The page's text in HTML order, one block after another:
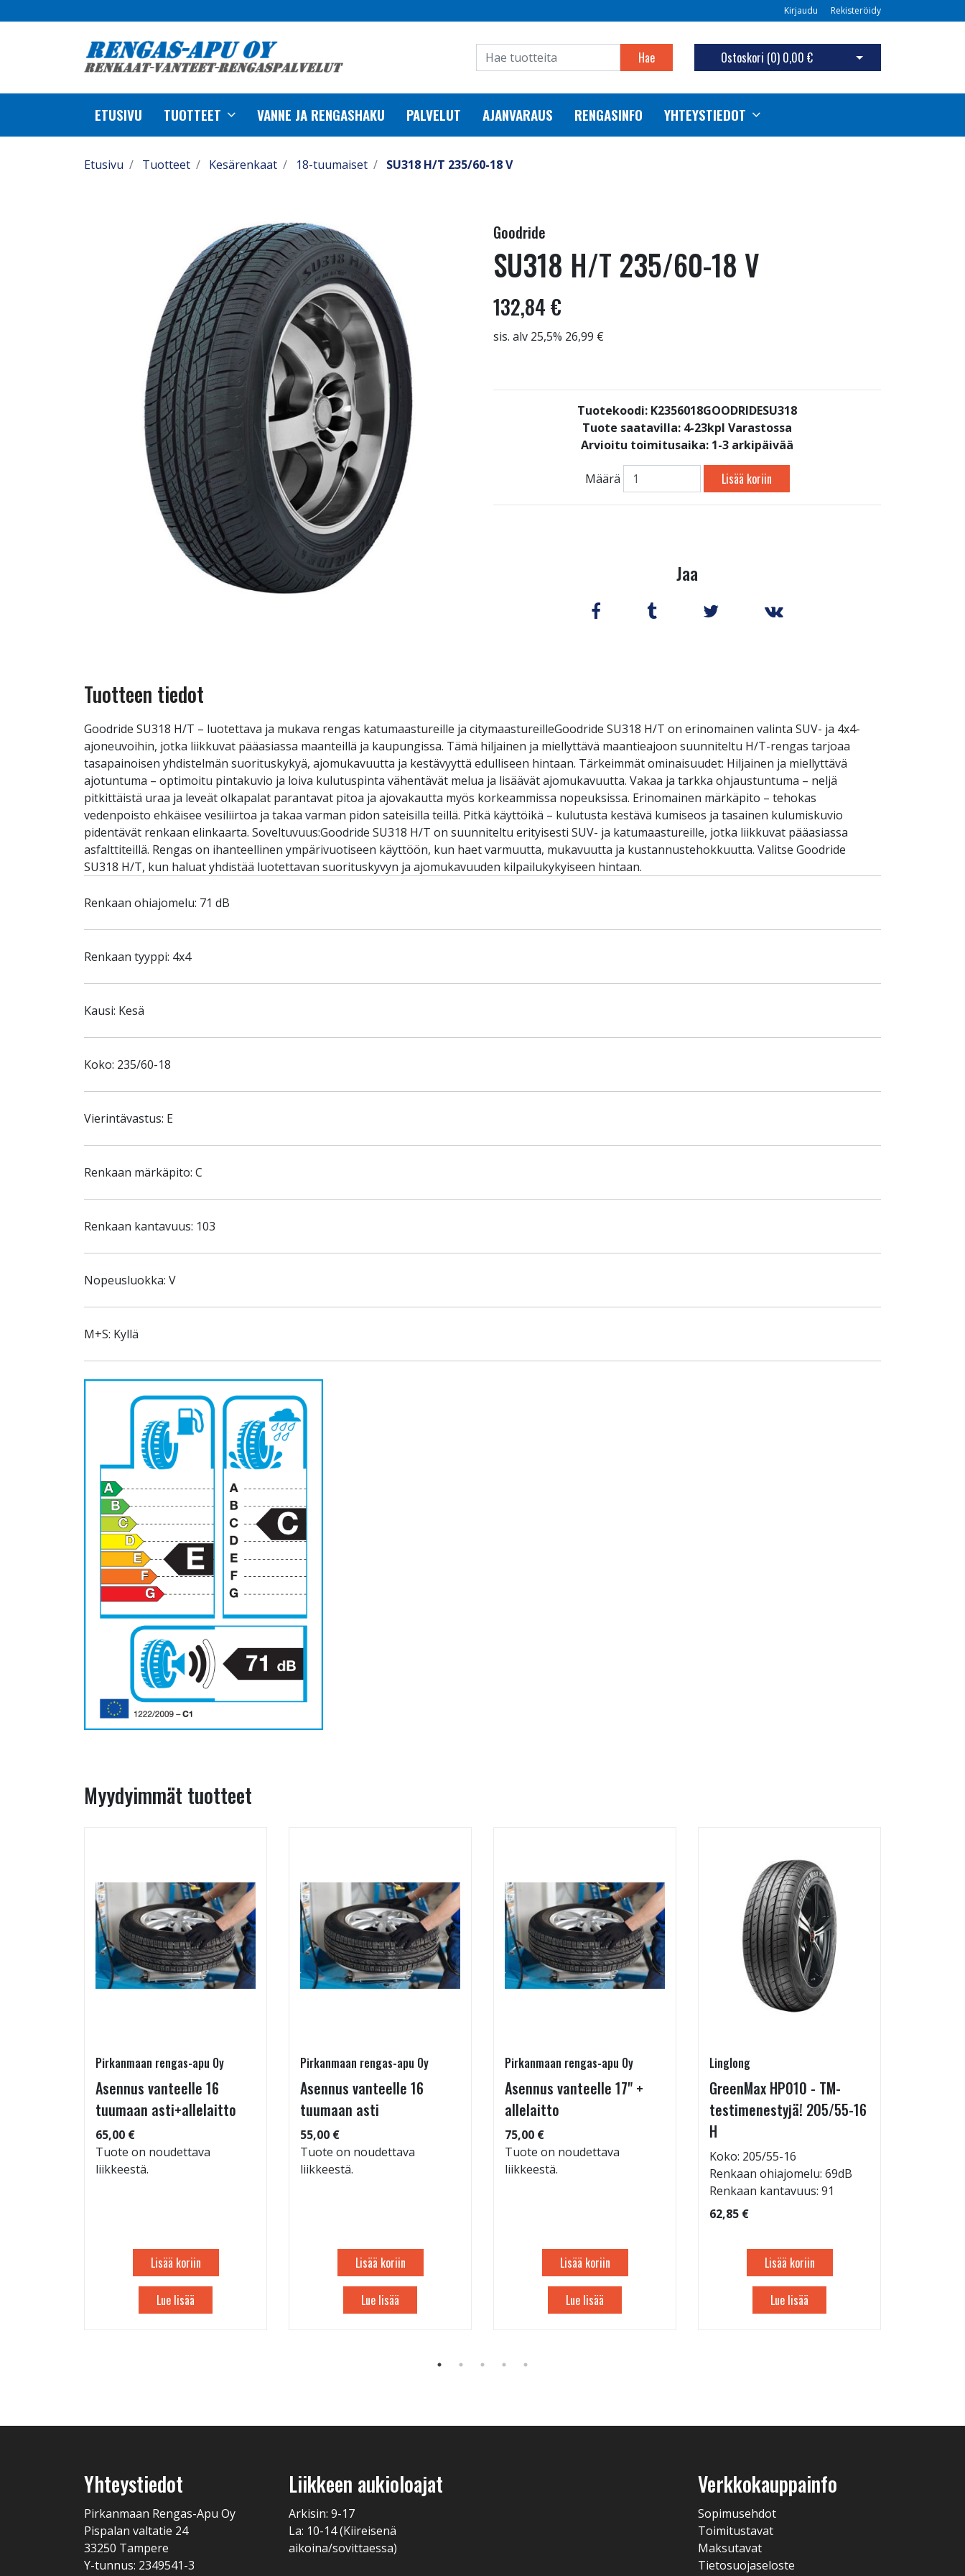
Kirjaudu Rekisteröidy
Hae Ostoskori (0) 0,00 € Avaa ostoskori
ETUSIVU TUOTTEET VANNE JA RENGASHAKU PALVELUT AJANVARAUS RENGASINFO YHTEYSTIEDOT
Etusivu Tuotteet Kesärenkaat 18-tuumaiset SU318 H/T 235/60-18 V
Goodride
SU318 H/T 235/60-18 V
132,84 €
sis. alv 25,5% 26,99 €
Tuotekoodi: K2356018GOODRIDESU318
Tuote saatavilla: 4-23kpl Varastossa
Arvioitu toimitusaika: 1-3 arkipäivää
Määrä Lisää koriin
Jaa
Tuotteen tiedot
Goodride SU318 H/T – luotettava ja mukava rengas katumaastureille ja citymaastureilleGoodride SU318 H/T on erinomainen valinta SUV- ja 4x4-
ajoneuvoihin, jotka liikkuvat pääasiassa maanteillä ja kaupungissa. Tämä hiljainen ja miellyttävä maantieajoon suunniteltu H/T-rengas tarjoaa
tasapainoisen yhdistelmän suorituskykyä, ajomukavuutta ja kestävyyttä edulliseen hintaan. Tärkeimmät ominaisuudet: Hiljainen ja miellyttävä
ajotuntuma – optimoitu pintakuvio ja loiva kulutuspinta vähentävät melua ja lisäävät ajomukavuutta. Vakaa ja tarkka ohjaustuntuma – neljä
pitkittäistä uraa ja leveät olkapalat parantavat pitoa ja ajovakautta myös korkeammissa nopeuksissa. Erinomainen märkäpito – tehokas
vedenpoisto ehkäisee vesiliirtoa ja takaa varman pidon sateisilla teillä. Pitkä käyttöikä – kulutusta kestävä kumiseos ja tasainen kulumiskuvio
pidentävät renkaan elinkaarta. Soveltuvuus:Goodride SU318 H/T on suunniteltu erityisesti SUV- ja katumaastureille, jotka liikkuvat pääasiassa
asfalttiteillä. Rengas on ihanteellinen ympärivuotiseen käyttöön, kun haet varmuutta, mukavuutta ja kustannustehokkuutta. Valitse Goodride
SU318 H/T, kun haluat yhdistää luotettavan suorituskyvyn ja ajomukavuuden kilpailukykyiseen hintaan.
Renkaan ohiajomelu: 71 dB
Renkaan tyyppi: 4x4
Kausi: Kesä
Koko: 235/60-18
Vierintävastus: E
Renkaan märkäpito: C
Renkaan kantavuus: 103
Nopeusluokka: V
M+S: Kyllä
Myydyimmät tuotteet
Pirkanmaan rengas-apu Oy
Asennus vanteelle 16
tuumaan asti+allelaitto
65,00 €
Tuote on noudettava
liikkeestä.
Lisää koriin
Lue lisää
Pirkanmaan rengas-apu Oy
Asennus vanteelle 16
tuumaan asti
55,00 €
Tuote on noudettava
liikkeestä.
Lisää koriin
Lue lisää
Pirkanmaan rengas-apu Oy
Asennus vanteelle 17" +
allelaitto
75,00 €
Tuote on noudettava
liikkeestä.
Lisää koriin
Lue lisää
Linglong
GreenMax HP010 - TM-
testimenestyjä! 205/55-16
H
Koko: 205/55-16
Renkaan ohiajomelu: 69dB
Renkaan kantavuus: 91
62,85 €
Lisää koriin
Lue lisää
Yhteystiedot
Pirkanmaan Rengas-Apu Oy
Pispalan valtatie 24
33250 Tampere
Y-tunnus: 2349541-3
Liikkeen aukioloajat
Arkisin: 9-17
La: 10-14 (Kiireisenä
aikoina/sovittaessa)
Verkkokauppainfo
Sopimusehdot
Toimitustavat
Maksutavat
Tietosuojaseloste